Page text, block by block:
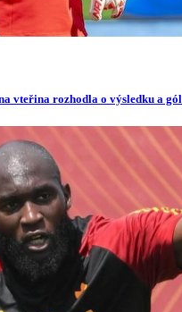
vteřina rozhodla o výsledku a